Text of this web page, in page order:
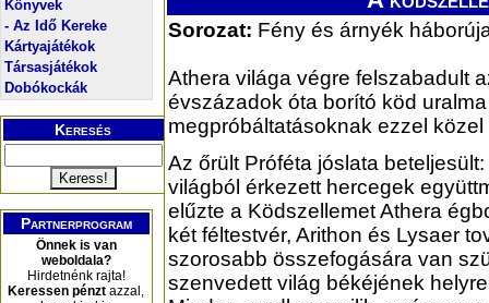
Könyvek
- Az Idő Kereke
Kártyajátékok
Társasjátékok
Dobókockák
Keresés
Partnerprogram
Önnek is van
weboldala?
Hirdetnénk rajta!
Keressen pénzt azzal,
Sorozat: Fény és árnyék
Athera világa végre felszabadult
évszázadok óta borító köd
megpróbáltatásoknak ezzel
Az őrült Próféta jóslata
világból érkezett hercegek
elűzte a Ködszellemet Athera
két féltestvér, Arithon és Lysaer
szorosabb összefogására van
szenvedett világ békéjének